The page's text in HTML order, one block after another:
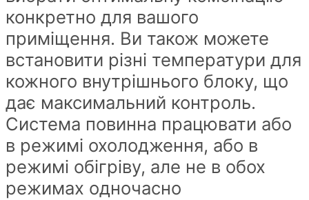
конкретно для вашого
приміщення. Ви також можете
встановити різні температури для
кожного внутрішнього блоку, що
дає максимальний контроль.
Система повинна працювати або
в режимі охолодження, або в
режимі обігріву, але не в обох
режимах одночасно